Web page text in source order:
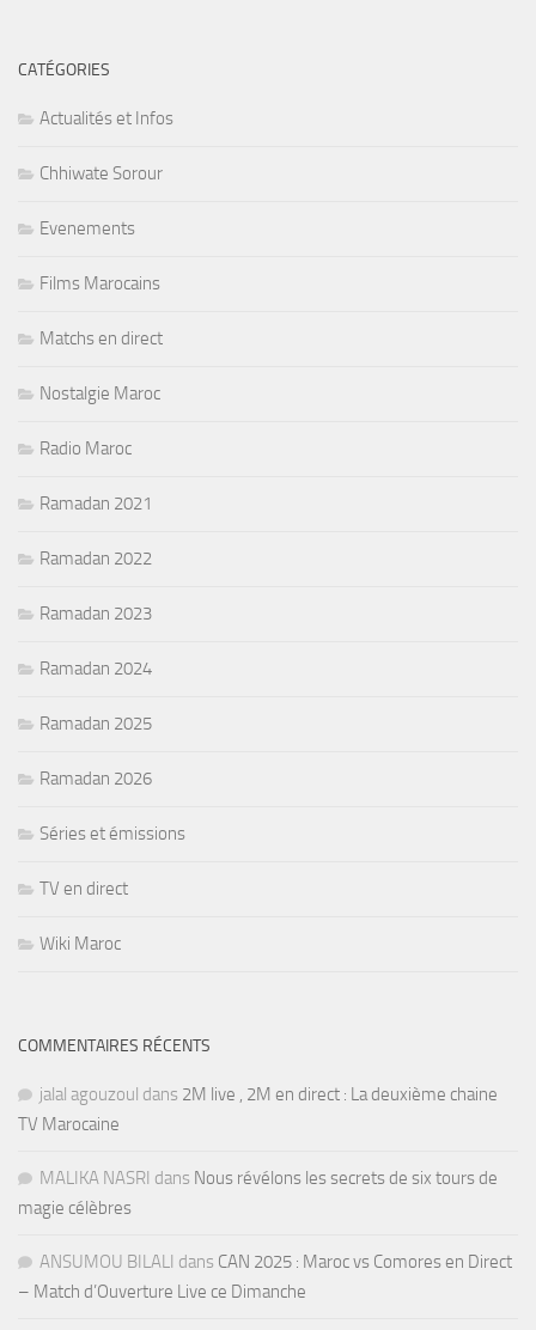
CATÉGORIES
Actualités et Infos
Chhiwate Sorour
Evenements
Films Marocains
Matchs en direct
Nostalgie Maroc
Radio Maroc
Ramadan 2021
Ramadan 2022
Ramadan 2023
Ramadan 2024
Ramadan 2025
Ramadan 2026
Séries et émissions
TV en direct
Wiki Maroc
COMMENTAIRES RÉCENTS
jalal agouzoul dans 2M live , 2M en direct : La deuxième chaine
TV Marocaine
MALIKA NASRI dans Nous révélons les secrets de six tours de
magie célèbres
ANSUMOU BILALI dans CAN 2025 : Maroc vs Comores en Direct
– Match d’Ouverture Live ce Dimanche